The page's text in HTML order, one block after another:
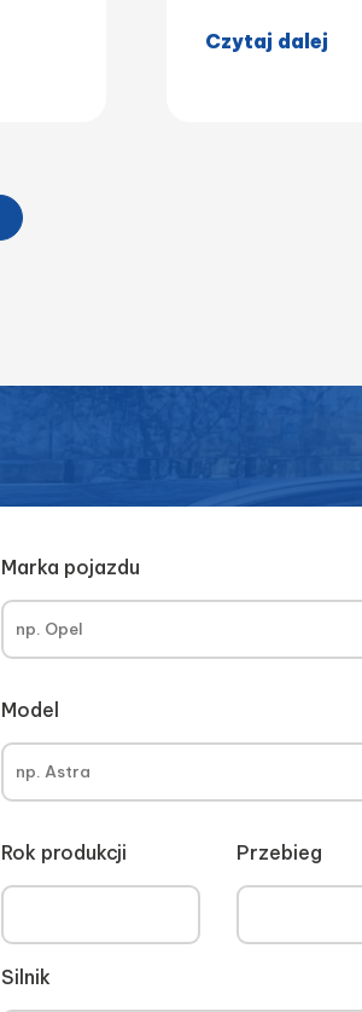
Czytaj dalej
Marka pojazdu
Model
Rok produkcji Przebieg
Silnik